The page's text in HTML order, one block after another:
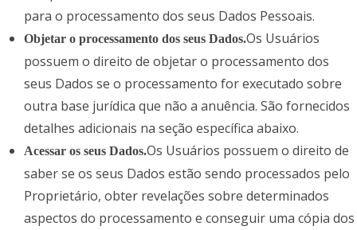
para o processamento dos seus Dados Pessoais.
Objetar o processamento dos seus Dados.Os Usuários
possuem o direito de objetar o processamento dos
seus Dados se o processamento for executado sobre
outra base jurídica que não a anuência. São fornecidos
detalhes adicionais na seção específica abaixo.
Acessar os seus Dados.Os Usuários possuem o direito de
saber se os seus Dados estão sendo processados pelo
Proprietário, obter revelações sobre determinados
aspectos do processamento e conseguir uma cópia dos